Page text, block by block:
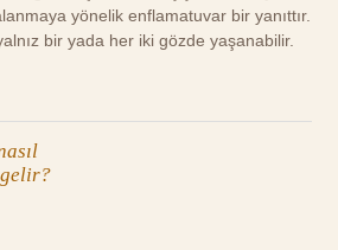
yönelik enflamatuvar bir yanıttır.
bir yada her iki gözde yaşanabilir.